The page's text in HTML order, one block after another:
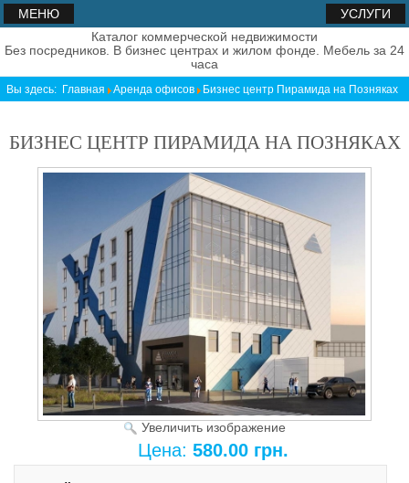
МЕНЮ
УСЛУГИ
Каталог коммерческой недвижимости
Без посредников. В бизнес центрах и жилом фонде. Мебель за 24
часа
Вы здесь: Главная Аренда офисов Бизнес центр Пирамида на Позняках
БИЗНЕС ЦЕНТР ПИРАМИДА НА ПОЗНЯКАХ
Увеличить изображение
Цена: 580.00 грн.